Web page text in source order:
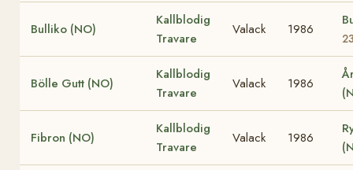
Bulliko (NO)
Kallblodig
Travare
Valack 1986
Bölle Gutt (NO)
Kallblodig
Travare
Valack 1986
Fibron (NO)
Kallblodig
Travare
Valack 1986